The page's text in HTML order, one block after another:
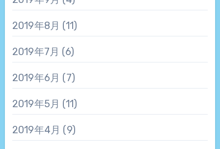
2019年8月 (11)
2019年7月 (6)
2019年6月 (7)
2019年5月 (11)
2019年4月 (9)